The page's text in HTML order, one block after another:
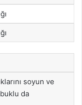
soyun ve
da